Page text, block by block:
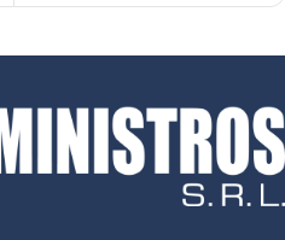
Tipo de producto: Cartucho de Tinta®
Producto: Original
📱 WhatsApp:51 991 864 930